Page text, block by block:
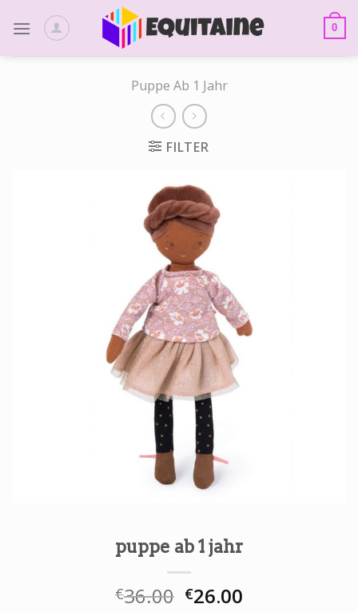
0
Puppe Ab 1 Jahr
FILTER
puppe ab 1 jahr
€36.00 €26.00